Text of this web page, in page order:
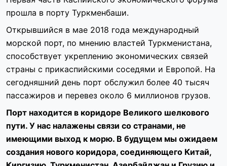
прошла в порту Туркменбаши.
Открывшийся в мае 2018 года международный
морской порт, по мнению властей Туркменистана,
способствует укреплению экономических связей
страны с прикаспийскими соседями и Европой. На
сегодняшний день порт обслужил более 40 тысяч
пассажиров и перевез около 6 миллионов грузов.
Порт находится в коридоре Великого шелкового
пути. У нас налажены связи со странами, не
имеющими выход к морю. В будущем мы ожидаем
создания нового коридора, соединяющего Китай,